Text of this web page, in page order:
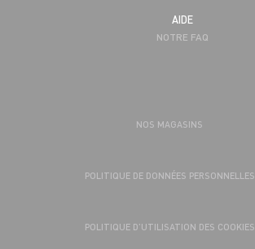
AIDE
NOTRE FAQ
NOS MAGASINS
POLITIQUE DE DONNÉES PERSONNELLES
POLITIQUE D’UTILISATION DES COOKIES